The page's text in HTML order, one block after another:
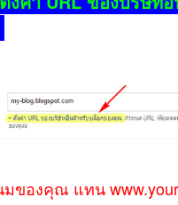
มของคุณ แทน